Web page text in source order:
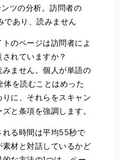
ツの分析。訪問者の
であり、読みません
のページは訪問者によ
れていますか？
ません。個人が単語の
を読むことはめった
に、それらをスキャン
と条項を強調します。
る時間は平均55秒で
材と対話しているかど